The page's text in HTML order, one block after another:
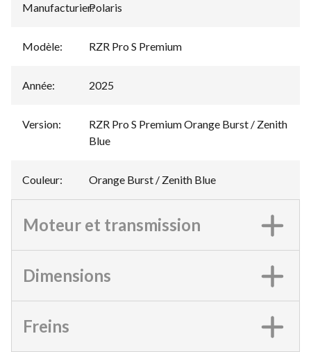
Manufacturier:
Polaris
Modèle: RZR Pro S Premium
Année: 2025
Version:
RZR Pro S Premium Orange Burst / Zenith
Blue
Couleur: Orange Burst / Zenith Blue
Moteur et transmission
Dimensions
Freins